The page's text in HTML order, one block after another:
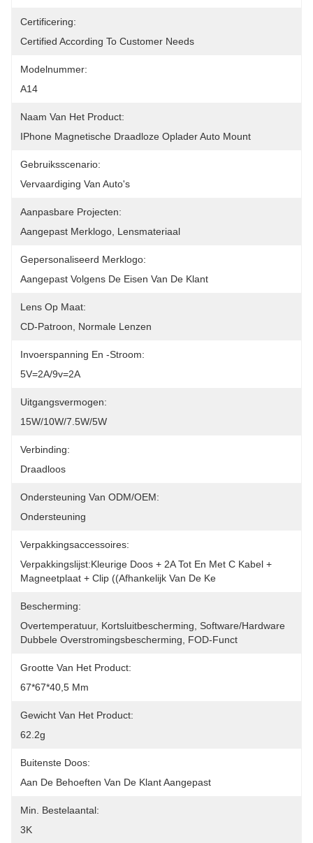
Certificering:
Certified According To Customer Needs
Modelnummer:
A14
Naam Van Het Product:
IPhone Magnetische Draadloze Oplader Auto Mount
Gebruiksscenario:
Vervaardiging Van Auto's
Aanpasbare Projecten:
Aangepast Merklogo, Lensmateriaal
Gepersonaliseerd Merklogo:
Aangepast Volgens De Eisen Van De Klant
Lens Op Maat:
CD-Patroon, Normale Lenzen
Invoerspanning En -stroom:
5V=2A/9v=2A
Uitgangsvermogen:
15W/10W/7.5W/5W
Verbinding:
Draadloos
Ondersteuning Van ODM/OEM:
Ondersteuning
Verpakkingsaccessoires:
Verpakkingslijst:Kleurige Doos + 2A Tot En Met C Kabel +
Magneetplaat + Clip ((afhankelijk Van De Ke
Bescherming:
Overtemperatuur, Kortsluitbescherming, Software/hardware
Dubbele Overstromingsbescherming, FOD-Funct
Grootte Van Het Product:
67*67*40,5 Mm
Gewicht Van Het Product:
62.2g
Buitenste Doos:
Aan De Behoeften Van De Klant Aangepast
Min. Bestelaantal:
3K